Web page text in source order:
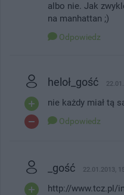
albo nie. Jak
na manhattan ;)
Odpowiedz
heloł_gość
nie każdy miał tą
Odpowiedz
_gość 22.01.2013,
http://www.tcz.pl/